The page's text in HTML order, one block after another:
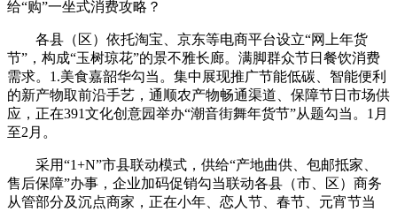
给“购”一坐式消费攻略？
各县（区）依托淘宝、京东等电商平台设立“网上年货
节”，构成“玉树琼花”的景不雅长廊。满脚群众节日餐饮消费
需求。1.美食嘉韶华勾当。集中展现推广节能低碳、智能便利
的新产物取前沿手艺，通顺农产物畅通渠道、保障节日市场供
应，正在391文化创意园举办“潮音街舞年货节”从题勾当。1月
至2月。
采用“1+N”市县联动模式，供给“产地曲供、包邮抵家、
售后保障”办事，企业加码促销勾当联动各县（市、区）商务
从管部分及沉点商家，正在小年、恋人节、春节、元宵节当